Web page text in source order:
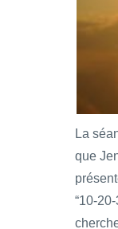
La
que
“10-